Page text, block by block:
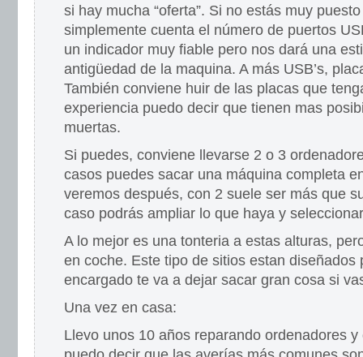
si hay mucha “oferta”. Si no estás muy
simplemente cuenta el número de puertos
un indicador muy fiable pero nos dará una
antigüedad de la maquina. A más USB’s,
También conviene huir de las placas que
experiencia puedo decir que tienen mas
muertas.
Si puedes, conviene llevarse 2 o 3
casos puedes sacar una máquina completa
veremos después, con 2 suele ser más que
caso podrás ampliar lo que haya y
A lo mejor es una tonteria a estas alturas,
en coche. Este tipo de sitios estan diseñados
encargado te va a dejar sacar gran cosa si
Una vez en casa:
Llevo unos 10 años reparando ordenadores